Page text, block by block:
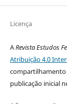
Licença
ARevista Estudos
Atribuição 4.0
publicação inicial